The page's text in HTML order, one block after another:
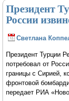
Президент
России
Светлана
Президент Турции
потребовал от
границы с Сирией,
фронтовой
передает РИА